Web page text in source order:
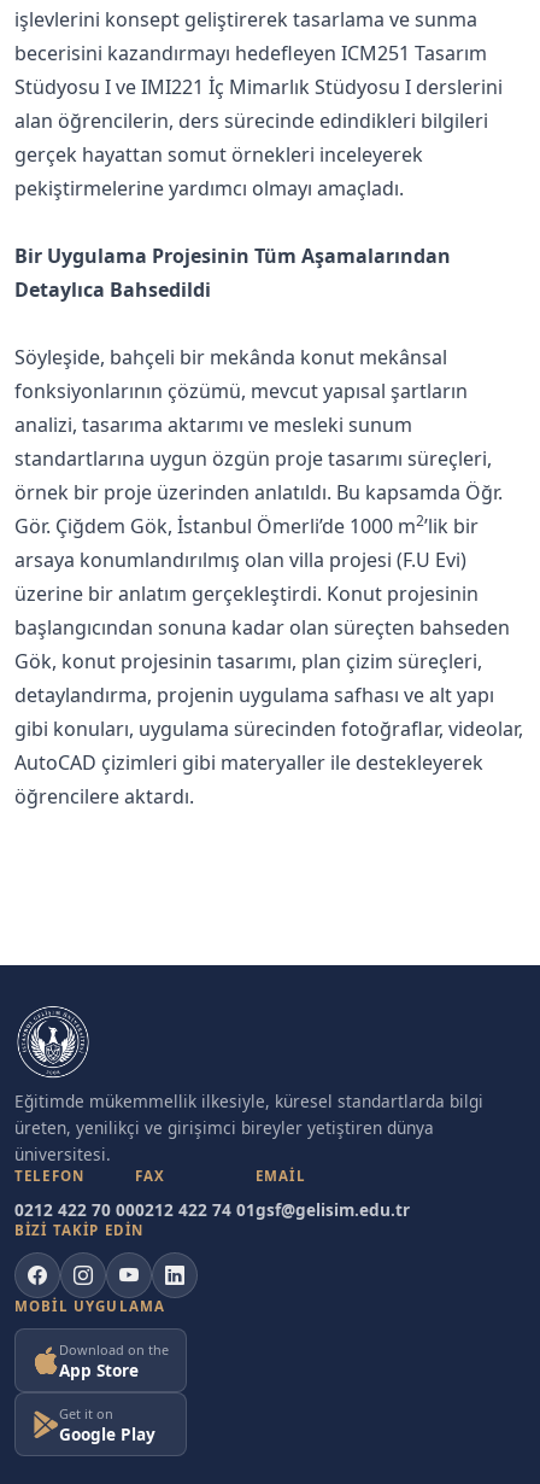
işlevlerini konsept geliştirerek tasarlama ve sunma
becerisini kazandırmayı hedefleyen ICM251 Tasarım
Stüdyosu I ve IMI221 İç Mimarlık Stüdyosu I derslerini
alan öğrencilerin, ders sürecinde edindikleri bilgileri
gerçek hayattan somut örnekleri inceleyerek
pekiştirmelerine yardımcı olmayı amaçladı.
Bir Uygulama Projesinin Tüm Aşamalarından
Detaylıca Bahsedildi
Söyleşide, bahçeli bir mekânda konut mekânsal
fonksiyonlarının çözümü, mevcut yapısal şartların
analizi, tasarıma aktarımı ve mesleki sunum
standartlarına uygun özgün proje tasarımı süreçleri,
örnek bir proje üzerinden anlatıldı. Bu kapsamda Öğr.
Gör. Çiğdem Gök, İstanbul Ömerli’de 1000 m2’lik bir
arsaya konumlandırılmış olan villa projesi (F.U Evi)
üzerine bir anlatım gerçekleştirdi. Konut projesinin
başlangıcından sonuna kadar olan süreçten bahseden
Gök, konut projesinin tasarımı, plan çizim süreçleri,
detaylandırma, projenin uygulama safhası ve alt yapı
gibi konuları, uygulama sürecinden fotoğraflar, videolar,
AutoCAD çizimleri gibi materyaller ile destekleyerek
öğrencilere aktardı.
Eğitimde mükemmellik ilkesiyle, küresel standartlarda bilgi
üreten, yenilikçi ve girişimci bireyler yetiştiren dünya
üniversitesi.
TELEFON
0212 422 70 00
FAX
0212 422 74 01
EMAIL
gsf@gelisim.edu.tr
BİZİ TAKİP EDİN
MOBIL UYGULAMA
Download on the
App Store
Get it on
Google Play